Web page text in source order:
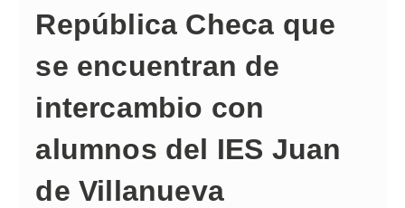
República Checa que
se encuentran de
intercambio con
alumnos del IES Juan
de Villanueva